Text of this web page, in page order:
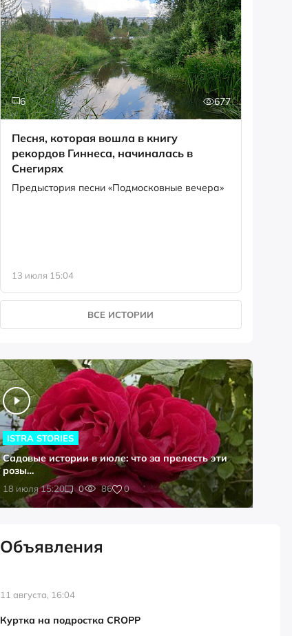
6 677
Песня, которая вошла в книгу
рекордов Гиннеса, начиналась в
Снегирях
Предыстория песни «Подмосковные вечера»
13 июля 15:04
ВСЕ ИСТОРИИ
18 июля 15:20 0 86 0
ISTRA STORIES
Садовые истории в июле: что за прелесть эти
розы…
Объявления
11 августа, 16:04
Куртка на подростка CROPP